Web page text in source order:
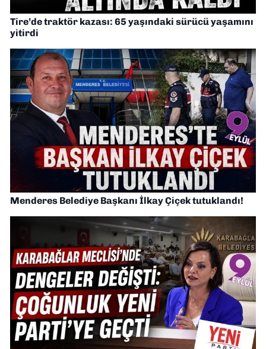
Tire’de traktör kazası: 65 yaşındaki sürücü yaşamını
yitirdi
Menderes Belediye Başkanı İlkay Çiçek tutuklandı!